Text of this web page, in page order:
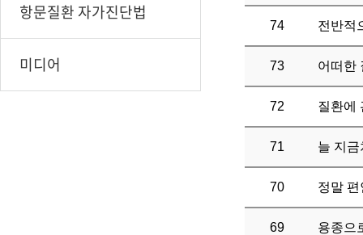
항문질환 자가진단법
미디어
74 전반적
73 어떠한
72 질환에
71 늘 지
70 정말
69 용종으